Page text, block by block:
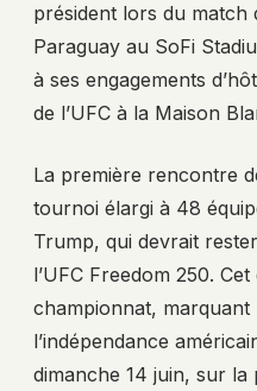
président lors du match
Paraguay au SoFi
à ses engagements
de l’UFC à la Maison
La première rencontre
tournoi élargi à 48
Trump, qui devrait
l’UFC Freedom 250.
championnat, marquant
l’indépendance
dimanche 14 juin, sur la